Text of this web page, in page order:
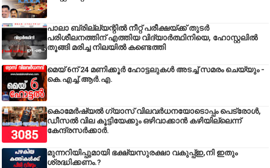
പാലാ ബ്രില്ല്യന്റിൽ നീറ്റ് പരീക്ഷയ്ക്ക് തുടർ
പരിശീലനത്തിന് എത്തിയ വിദ്യാർത്ഥിനിയെ, ഹോസ്റ്റലിൽ
തൂങ്ങി മരിച്ച നിലയിൽ കണ്ടെത്തി
മെയ് 6ന് 24 മണിക്കൂർ ഹോട്ടലുകൾ അടച്ച് സമരം ചെയ്യും -
കെ.എച്ച്.ആർ.എ.
കൊമേർഷ്യൽ ഗ്യാസ് വിലവർധനയോടൊപ്പം പെട്രോൾ,
ഡീസല്‍ വില കൂട്ടിയേക്കും ഒഴിവാക്കാന്‍ കഴിയില്ലെന്ന്
കേന്ദ്രസര്‍ക്കാര്‍.
മുന്നറിയിപ്പുമായി ഭക്ഷ്യസുരക്ഷാ വകുപ്പ്ഇ,നി ഇതും
ശ്രദ്ധിക്കണം.?